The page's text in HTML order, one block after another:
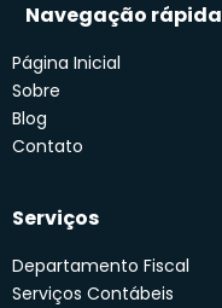
Navegação rápida
Página Inicial
Sobre
Blog
Contato
Serviços
Departamento Fiscal
Serviços Contábeis